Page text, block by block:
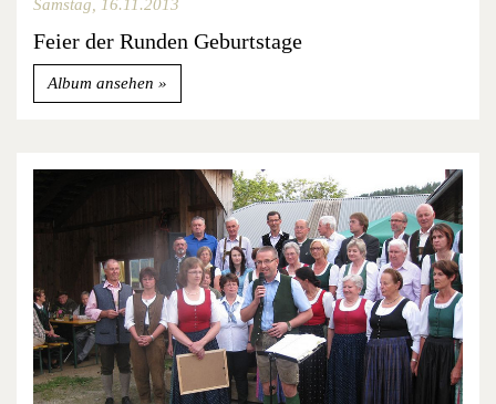
Samstag, 16.11.2013
Feier der Runden Geburtstage
Album ansehen